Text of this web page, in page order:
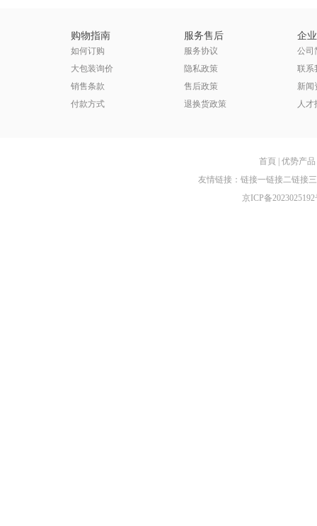
购物指南
如何订购
大包装询价
销售条款
付款方式
服务售后
服务协议
隐私政策
售后政策
退换货政策
企
公司
联系
新闻
人才
首頁 优势产品
友情链接： 链接一链接二链接三
京ICP备